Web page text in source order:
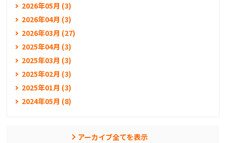
2026年05月 (3)
2026年04月 (3)
2026年03月 (27)
2025年04月 (3)
2025年03月 (3)
2025年02月 (3)
2025年01月 (3)
2024年05月 (8)
アーカイブ全てを表示